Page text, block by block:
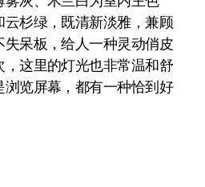
杉绿，既清新淡雅，兼顾
呆板，给人一种灵动俏皮
这里的灯光也非常温和舒
览屏幕，都有一种恰到好